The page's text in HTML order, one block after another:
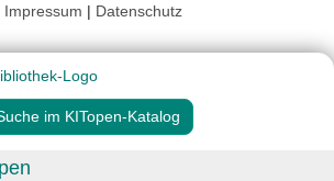
Impressum | Datenschutz
im KITopen-Katalog